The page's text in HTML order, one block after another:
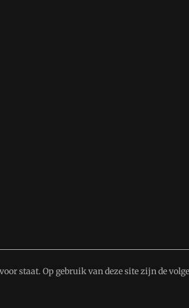
staat. Op gebruik van deze site zijn de